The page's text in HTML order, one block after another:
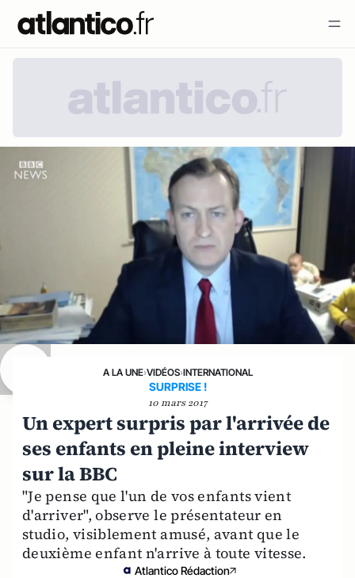
A LA UNE›VIDÉOS›INTERNATIONAL
SURPRISE !
10 mars 2017
Un expert surpris par l'arrivée de
ses enfants en pleine interview
sur la BBC
"Je pense que l'un de vos enfants vient
d'arriver", observe le présentateur en
studio, visiblement amusé, avant que le
deuxième enfant n'arrive à toute vitesse.
Atlantico Rédaction